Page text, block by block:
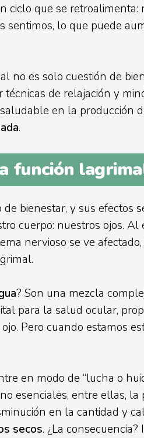
ciclo que se retroalimenta:
sentimos, lo que puede
no es solo cuestión de
de relajación y
en la producción
.
función
bienestar, y sus efectos
cuerpo: nuestros ojos.
nervioso se ve
? Son una mezcla
para la salud ocular,
Pero cuando estamos
en modo de “lucha o
esenciales, entre ellas, la
en la cantidad y
secos. ¿La consecuencia?